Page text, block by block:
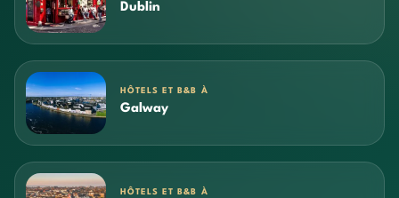
Dublin
HÔTELS ET B&B À
Galway
HÔTELS ET B&B À